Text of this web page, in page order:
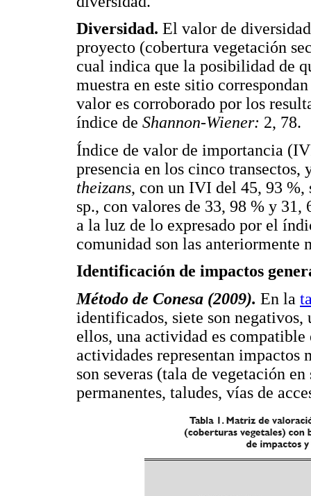
Diversidad. El valor de
proyecto (cobertura vegetación
cual indica que la posibilidad de
muestra en este sitio
valor es corroborado por los
índice de Shannon-Wiener: 2, 78.
Índice de valor de importancia
presencia en los cinco transectos,
theizans, con un IVI del 45, 93 %,
sp., con valores de 33, 98 % y
a la luz de lo expresado por el
comunidad son las anteriormente
Identificación de impactos
Método de Conesa (2009). En la
identificados, siete son
ellos, una actividad es
actividades representan impactos
son severas (tala de vegetación
permanentes, taludes, vías de